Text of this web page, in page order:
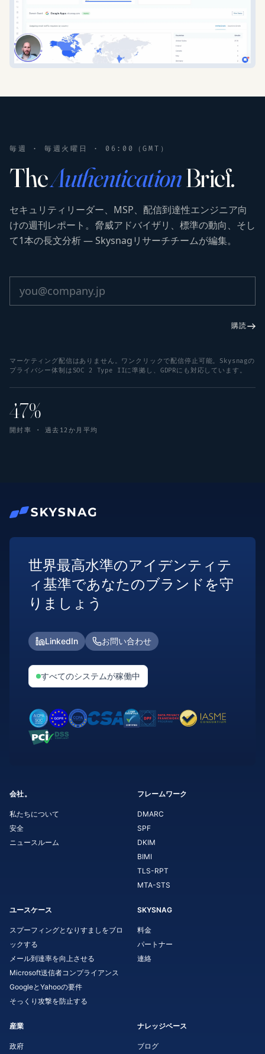
毎週 · 毎週火曜日 · 06:00（GMT）
TheAuthenticationBrief.
セキュリティリーダー、MSP、配信到達性エンジニア向
けの週刊レポート。脅威アドバイザリ、標準の動向、そし
て1本の長文分析 — Skysnagリサーチチームが編集。
購読
マーケティング配信はありません。ワンクリックで配信停止可能。Skysnagの
プライバシー体制はSOC 2 Type IIに準拠し、GDPRにも対応しています。
47%
開封率 · 過去12か月平均
世界最高水準のアイデンティテ
ィ基準であなたのブランドを守
りましょう
LinkedIn お問い合わせ
すべてのシステムが稼働中
会社。
私たちについて
安全
ニュースルーム
フレームワーク
DMARC
SPF
DKIM
BIMI
TLS-RPT
MTA-STS
ユースケース
スプーフィングとなりすましをブロ
ックする
メール到達率を向上させる
Microsoft送信者コンプライアンス
GoogleとYahooの要件
そっくり攻撃を防止する
SKYSNAG
料金
パートナー
連絡
産業
政府
ナレッジベース
ブログ